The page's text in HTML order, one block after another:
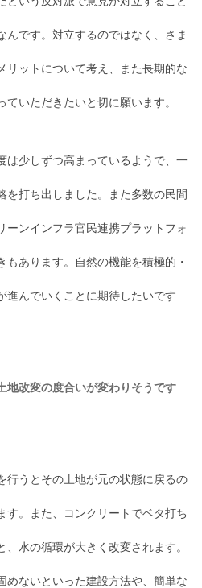
んです。対立するのではなく、さま
リットについて考え、また長期的な
いただきたいと切に願います。
は少しずつ高まっているようで、一
を打ち出しました。また多数の民間
ーンインフラ官民連携プラットフォ
もあります。自然の機能を積極的・
進んでいくことに期待したいです
改変の度合いが変わりそうです
行うとその土地が元の状態に戻るの
す。また、コンクリートでベタ打ち
水の循環が大きく改変されます。
めないといった建設方法や、簡単な